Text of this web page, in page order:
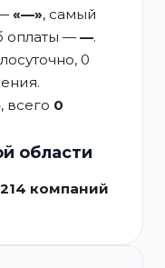
«—», самый
оплаты ——.
0
, всего 0
области
214 компаний